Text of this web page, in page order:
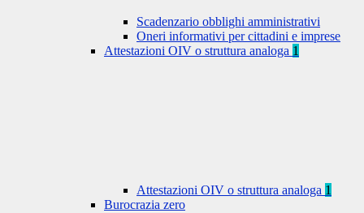
Scadenzario obblighi amministrativi
Oneri informativi per cittadini e imprese
Attestazioni OIV o struttura analoga 1
Attestazioni OIV o struttura analoga 1
Burocrazia zero